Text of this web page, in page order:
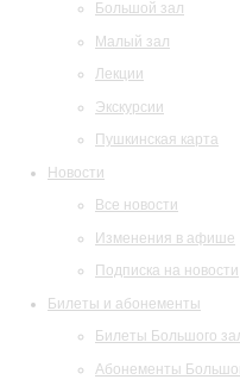
Большой зал
Малый зал
Лекции
Экскурсии
Пушкинская карта
Новости
Все новости
Изменения в афише
Подписка на новости
Билеты и абонементы
Билеты Большого
Абонементы